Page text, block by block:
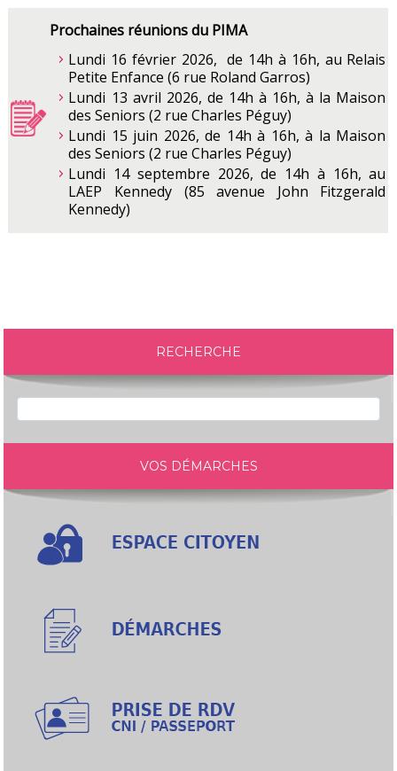
Prochaines réunions du PIMA
Lundi 16 février 2026, de 14h à 16h, au Relais
Petite Enfance (6 rue Roland Garros)
Lundi 13 avril 2026, de 14h à 16h, à la Maison
des Seniors (2 rue Charles Péguy)
Lundi 15 juin 2026, de 14h à 16h, à la Maison
des Seniors (2 rue Charles Péguy)
Lundi 14 septembre 2026, de 14h à 16h, au
LAEP Kennedy (85 avenue John Fitzgerald
Kennedy)
RECHERCHE
VOS DÉMARCHES